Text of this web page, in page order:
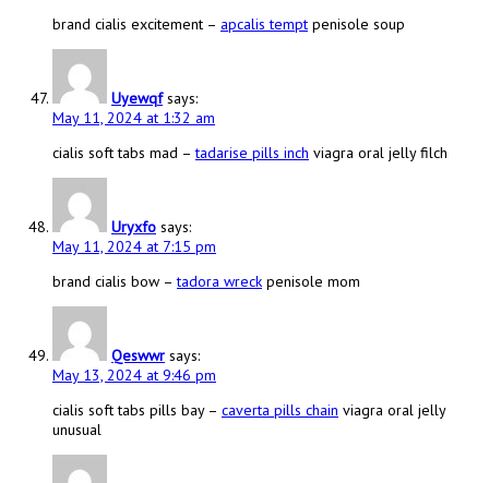
brand cialis excitement – apcalis tempt penisole soup
Uyewqf says:
May 11, 2024 at 1:32 am
cialis soft tabs mad –tadarise pills inch viagra oral jelly filch
Uryxfo says:
May 11, 2024 at 7:15 pm
brand cialis bow –tadora wreck penisole mom
Qeswwr says:
May 13, 2024 at 9:46 pm
cialis soft tabs pills bay – caverta pills chain viagra oral jelly
unusual